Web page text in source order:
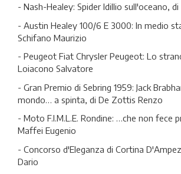
- Nash-Healey: Spider Idillio sull'oceano,
- Austin Healey 100/6 E 3000: In medio
Schifano Maurizio
- Peugeot Fiat Chrysler Peugeot: Lo
Loiacono Salvatore
- Gran Premio di Sebring 1959: Jack
mondo… a spinta, di De Zottis Renzo
- Moto F.I.M.L.E. Rondine: …che non fece
Maffei Eugenio
- Concorso d'Eleganza di Cortina
Dario